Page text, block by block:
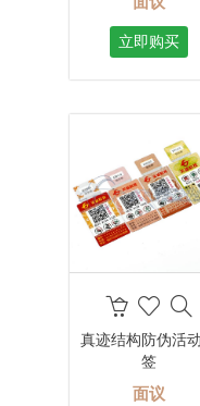
立即购买
真迹结构防伪活
签
面议